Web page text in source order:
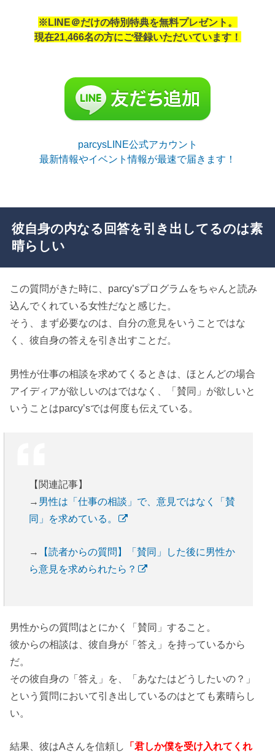
※LINE＠だけの特別特典を無料プレゼント。
現在21,466名の方にご登録いただいています！
parcysLINE公式アカウント
最新情報やイベント情報が最速で届きます！
彼自身の内なる回答を引き出してるのは素
晴らしい
この質問がきた時に、parcy’sプログラムをちゃんと読み
込んでくれている女性だなと感じた。
そう、まず必要なのは、自分の意見をいうことではな
く、彼自身の答えを引き出すことだ。
男性が仕事の相談を求めてくるときは、ほとんどの場合
アイディアが欲しいのはではなく、「賛同」が欲しいと
いうことはparcy’sでは何度も伝えている。
【関連記事】
→ 男性は「仕事の相談」で、意見ではなく「賛
同」を求めている。
→
【読者からの質問】「賛同」した後に男性か
ら意見を求められたら？
男性からの質問はとにかく「賛同」すること。
彼からの相談は、彼自身が「答え」を持っているから
だ。
その彼自身の「答え」を、「あなたはどうしたいの？」
という質問において引き出しているのはとても素晴らし
い。
結果、彼はAさんを信頼し
「君しか僕を受け入れてくれ